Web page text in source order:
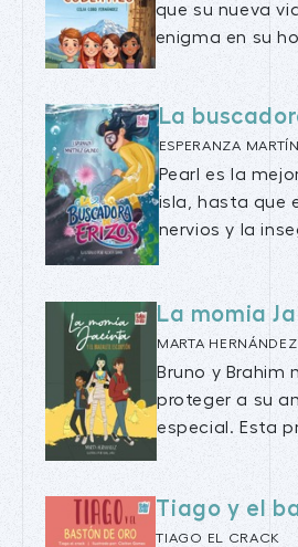
que su nueva
enigma en su
La
ESPERANZA
Pearl es la
isla, hasta que
nervios y la
La momia
MARTA HERNÁNDEZ
Bruno y
proteger a su
especial. Esta
Tiago y el
TIAGO EL CRACK